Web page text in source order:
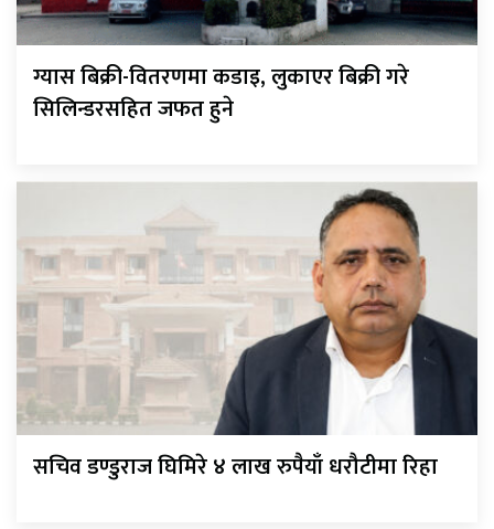
ग्यास बिक्री-वितरणमा कडाइ, लुकाएर बिक्री गरे
सिलिन्डरसहित जफत हुने
सचिव डण्डुराज घिमिरे ४ लाख रुपैयाँ धरौटीमा रिहा